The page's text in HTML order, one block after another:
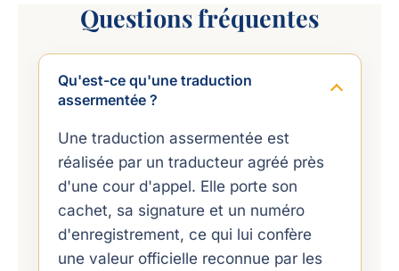
Questions fréquentes
Qu'est-ce qu'une traduction
assermentée ?
Une traduction assermentée est
réalisée par un traducteur agréé près
d'une cour d'appel. Elle porte son
cachet, sa signature et un numéro
d'enregistrement, ce qui lui confère
une valeur officielle reconnue par les